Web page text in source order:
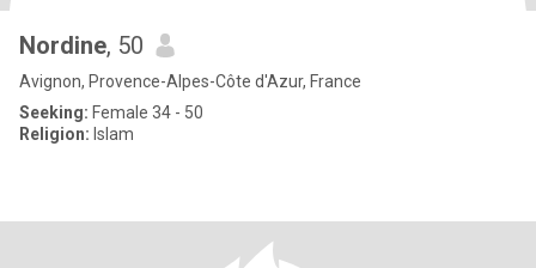
Nordine, 50
Avignon, Provence-Alpes-Côte d'Azur, France
Seeking: Female 34 - 50
Religion: Islam